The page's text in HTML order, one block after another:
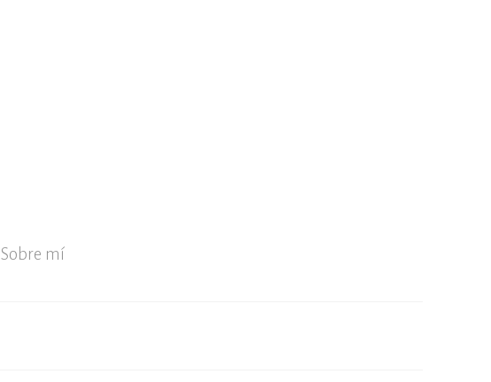
Sobre mí